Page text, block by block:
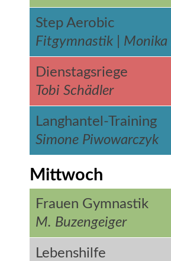
Step Aerobic
Fitgymnastik | Monika
Dienstagsriege
Tobi Schädler
Langhantel-Training
Simone Piwowarczyk
Mittwoch
Frauen Gymnastik
M. Buzengeiger
Lebenshilfe